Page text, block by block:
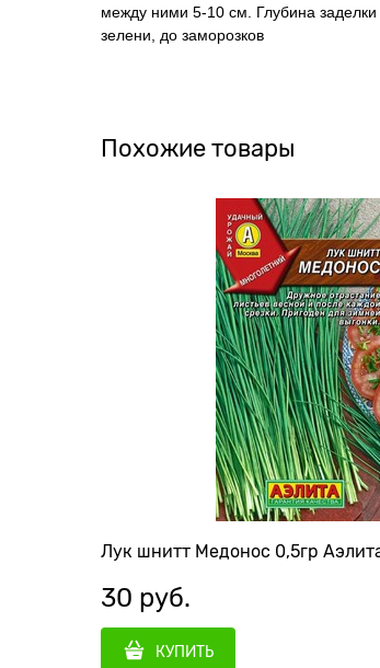
между ними 5-10 см. Глубина
зелени, до заморозков
Похожие товары
Лук шнитт Медонос 0,5гр
30 руб.
КУПИТЬ